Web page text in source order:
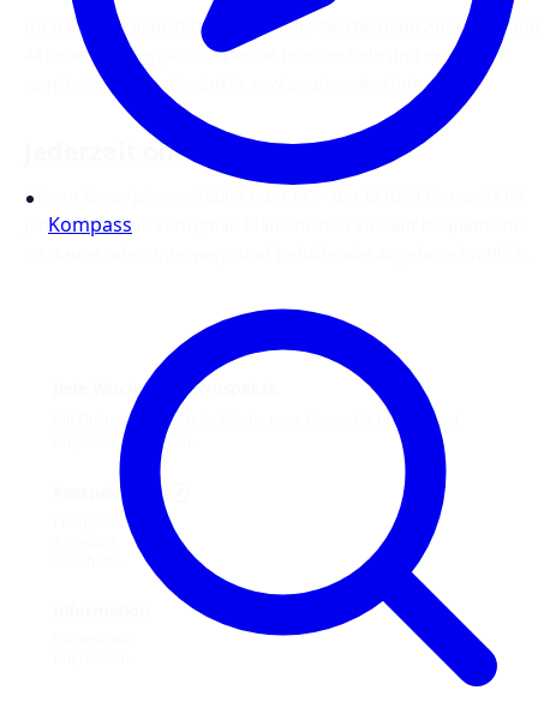
Im BUDNI Prospekt findest du jede Woche neue Angebote
Aktionen. So verpasst du keine Preisvorteile und entdeckst
regelmäßig neue Produkte sowie saisonale Highlights.
Jederzeit online verfügbar
Ob am Smartphone, Tablet oder PC – der BUDNI Prospekt ist
jederzeit online verfügbar. Plane deinen Einkauf bequem von
Jede Woche neue Prospekte
Mit Online Prospekt jede Woche neue Prospekte blättern und
Angebote entdecken.
Prospekt-Welt
Kompass